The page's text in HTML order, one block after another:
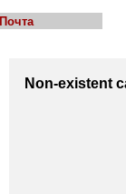
Почта
Non-existent